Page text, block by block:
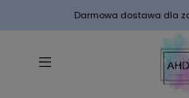
Darmowa dostawa dla